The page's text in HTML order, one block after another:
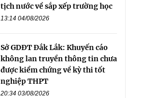
tịch nước về sắp xếp trường học
13:14 04/08/2026
Sở GDĐT Đắk Lắk: Khuyến cáo
không lan truyền thông tin chưa
được kiểm chứng về kỳ thi tốt
nghiệp THPT
20:34 03/08/2026